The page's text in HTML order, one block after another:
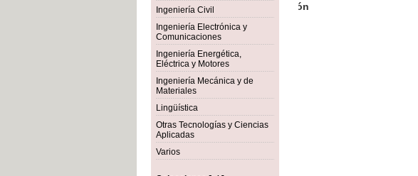
Ingeniería Civil
Ingeniería Electrónica y
Comunicaciones
Ingeniería Energética,
Eléctrica y Motores
Ingeniería Mecánica y de
Materiales
Lingüística
Otras Tecnologías y Ciencias
Aplicadas
Varios
Botánica Agroalimentaria